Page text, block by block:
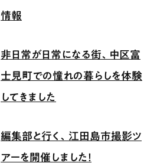
情報
非日常が日常になる街、中区富
士見町での憧れの暮らしを体験
してきました
編集部と行く、江田島市撮影ツ
アーを開催しました！